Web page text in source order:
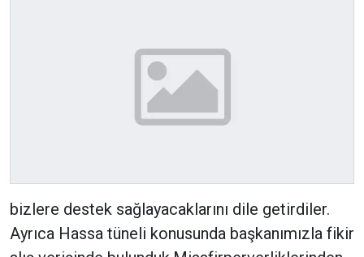
bizlere destek sağlayacaklarını dile getirdiler.
Ayrıca Hassa tüneli konusunda başkanımızla fikir